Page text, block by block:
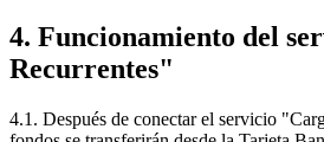
4. Funcionamiento del
Recurrentes"
4.1. Después de conectar el servicio